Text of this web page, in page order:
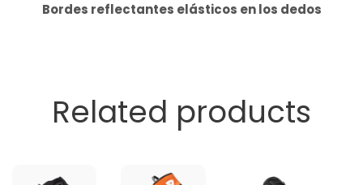
Bordes reflectantes elásticos en los dedos
Related products